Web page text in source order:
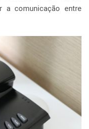
a comunicação entre